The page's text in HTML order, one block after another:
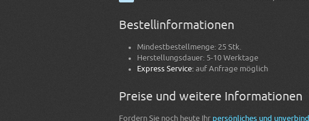
Bestellinformationen
Mindestbestellmenge: 25 Stk.
Herstellungsdauer: 5-10 Werktage
Express Service: auf Anfrage möglich
Preise und weitere Informationen
Fordern Sie noch heute Ihr persönliches und